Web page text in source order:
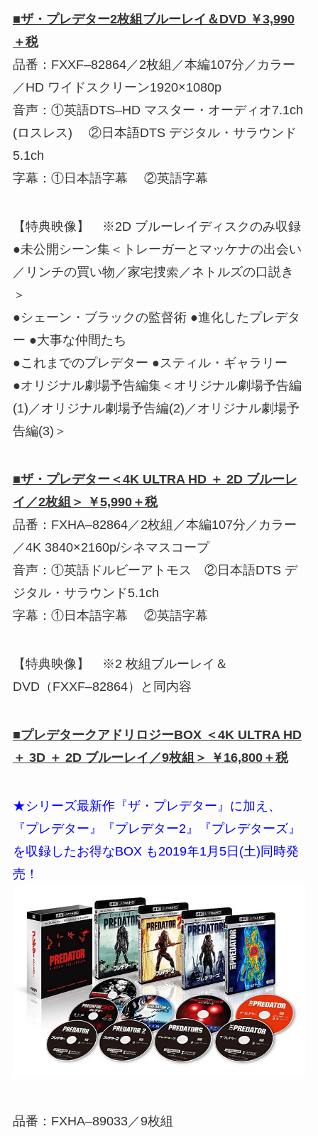
■ザ・プレデター2枚組ブルーレイ＆DVD ￥3,990
＋税
品番：FXXF‒82864／2枚組／本編107分／カラー
／HD ワイドスクリーン1920×1080p
音声：①英語DTS‒HD マスター・オーディオ7.1ch
(ロスレス) ②日本語DTS デジタル・サラウンド
5.1ch
字幕：①日本語字幕 ②英語字幕
【特典映像】 ※2D ブルーレイディスクのみ収録
●未公開シーン集＜トレーガーとマッケナの出会い
／リンチの買い物／家宅捜索／ネトルズの口説き
＞
●シェーン・ブラックの監督術 ●進化したプレデタ
ー ●大事な仲間たち
●これまでのプレデター ●スティル・ギャラリー
●オリジナル劇場予告編集＜オリジナル劇場予告編
(1)／オリジナル劇場予告編(2)／オリジナル劇場予
告編(3)＞
■ザ・プレデター＜4K ULTRA HD ＋ 2D ブルーレ
イ／2枚組＞ ￥5,990＋税
品番：FXHA‒82864／2枚組／本編107分／カラー
／4K 3840×2160p/シネマスコープ
音声：①英語ドルビーアトモス ②日本語DTS デ
ジタル・サラウンド5.1ch
字幕：①日本語字幕 ②英語字幕
【特典映像】 ※2 枚組ブルーレイ＆
DVD（FXXF‒82864）と同内容
■プレデタークアドリロジーBOX ＜4K ULTRA HD
＋ 3D ＋ 2D ブルーレイ／9枚組＞ ￥16,800＋税
★シリーズ最新作『ザ・プレデター』に加え、
『プレデター』『プレデター2』『プレデターズ』
を収録したお得なBOX も2019年1月5日(土)同時発
売！
品番：FXHA‒89033／9枚組